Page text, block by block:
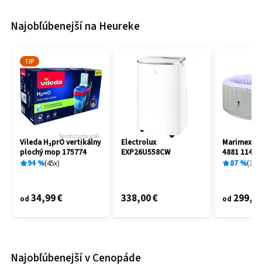
Najobľúbenejší na Heureke
TIP
Sponzorované
Vileda H₂prO vertikálny
plochý mop 175774
94% 45x
od 34,99 €
Electrolux
EXP26U558CW
338,00 €
Marimex
4881
87% 3
od
Najobľúbenejší v Cenopáde